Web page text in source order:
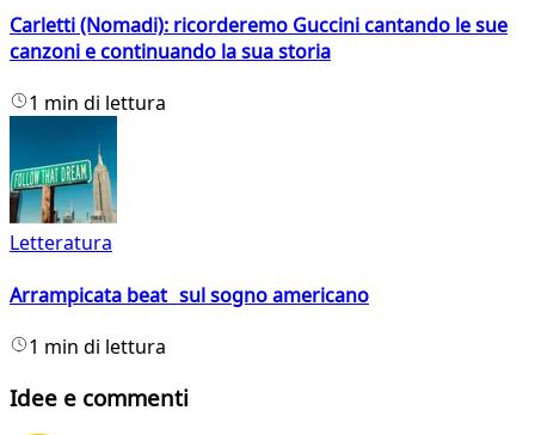
Carletti (Nomadi): ricorderemo Guccini cantando le sue
canzoni e continuando la sua storia
1 min di lettura
Letteratura
Arrampicata beat sul sogno americano
1 min di lettura
Idee e commenti